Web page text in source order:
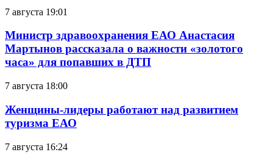
7 августа 19:01
Министр здравоохранения ЕАО Анастасия
Мартынов рассказала о важности «золотого
часа» для попавших в ДТП
7 августа 18:00
Женщины-лидеры работают над развитием
туризма ЕАО
7 августа 16:24